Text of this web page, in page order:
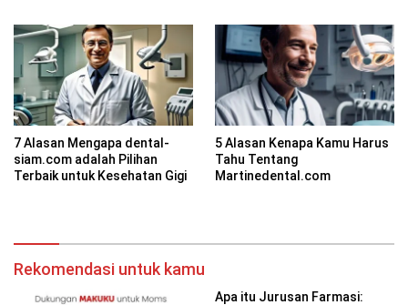
7 Alasan Mengapa dental-
siam.com adalah Pilihan
Terbaik untuk Kesehatan Gigi
5 Alasan Kenapa Kamu Harus
Tahu Tentang
Martinedental.com
Rekomendasi untuk kamu
Apa itu Jurusan Farmasi: